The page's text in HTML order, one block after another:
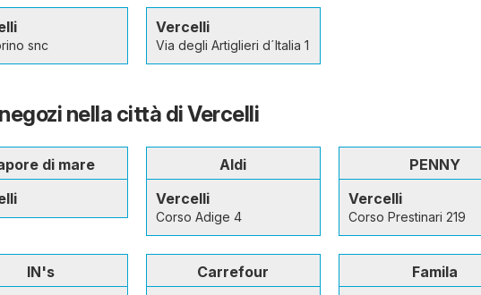
snc
Vercelli
Via degli Artiglieri d´Italia 1
nella città di Vercelli
di mare
Aldi
Vercelli
Corso Adige 4
PENNY
Vercelli
Corso Prestinari 219
IN's
Carrefour
Famila